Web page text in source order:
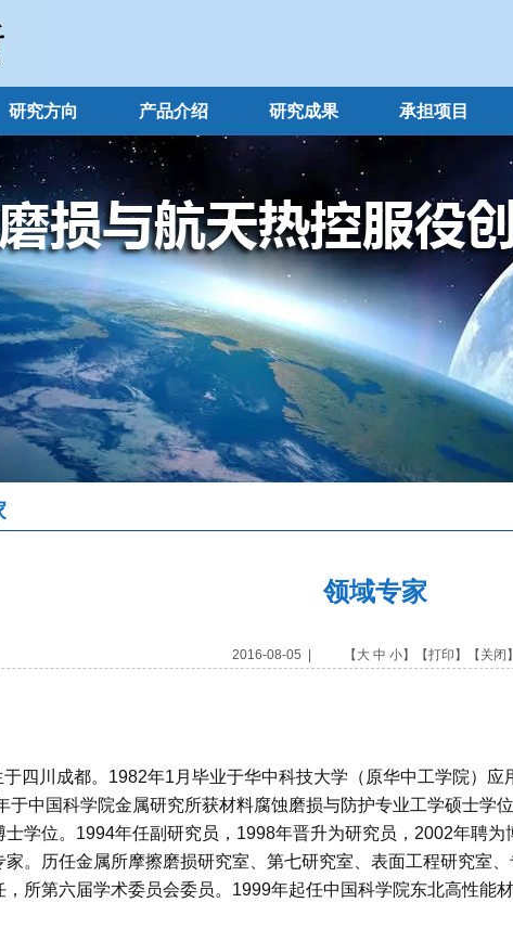
研究方向 产品介绍 研究成果 承担项目
领域专家
2016-08-05 | 【 大 中 小】【打印 】【 关闭 】
四川成都。1982年1月毕业于华中科技大学（原华中工学院）应
于中国科学院金属研究所获材料腐蚀磨损与防护专业工学硕士学
学位。1994年任副研究员，1998年晋升为研究员，2002年聘为
。历任金属所摩擦磨损研究室、第七研究室、表面工程研究室
所第六届学术委员会委员。1999年起任中国科学院东北高性能